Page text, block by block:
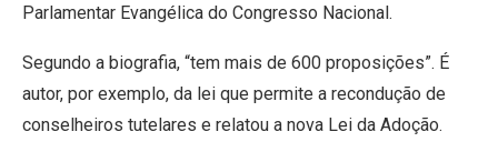
Parlamentar Evangélica do Congresso Nacional.
Segundo a biografia, “tem mais de 600 proposições”. É
autor, por exemplo, da lei que permite a recondução de
conselheiros tutelares e relatou a nova Lei da Adoção.